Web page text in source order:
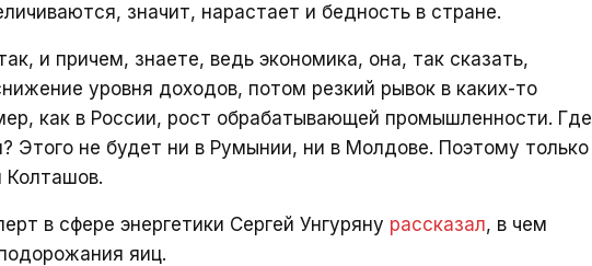
значит, нарастает и бедность в стране.
и причем, знаете, ведь экономика, она, так сказать,
уровня доходов, потом резкий рывок в каких-то
как в России, рост обрабатывающей промышленности. Где
Этого не будет ни в Румынии, ни в Молдове. Поэтому только
в сфере энергетики Сергей Унгуряну рассказал, в чем
яиц.